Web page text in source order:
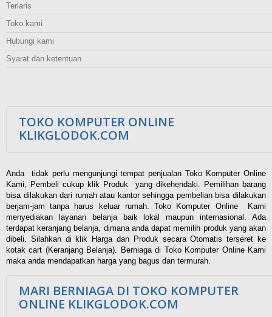
Terlaris
Toko kami
Hubungi kami
Syarat dan ketentuan
TOKO KOMPUTER ONLINE
KLIKGLODOK.COM
Anda tidak perlu mengunjungi tempat penjualan Toko Komputer Online
Kami, Pembeli cukup klik Produk yang dikehendaki. Pemilihan barang
bisa dilakukan dari rumah atau kantor sehingga pembelian bisa dilakukan
berjam-jam tanpa harus keluar rumah. Toko Komputer Online Kami
menyediakan layanan belanja baik lokal maupun internasional. Ada
terdapat keranjang belanja, dimana anda dapat memilih produk yang akan
dibeli. Silahkan di klik Harga dan Produk secara Otomatis terseret ke
kotak cart (Keranjang Belanja). Berniaga di Toko Komputer Online Kami
maka anda mendapatkan harga yang bagus dan termurah.
MARI BERNIAGA DI TOKO KOMPUTER
ONLINE KLIKGLODOK.COM